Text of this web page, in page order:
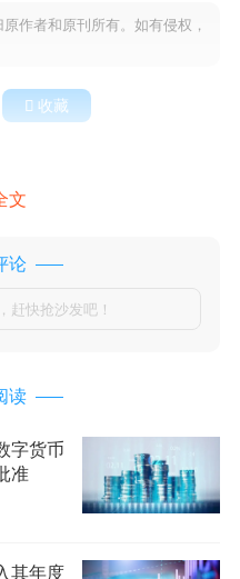
作者和原刊所有。如有侵权，
 收藏
文
论
赶快抢沙发吧！
读
字货币
准
其年度